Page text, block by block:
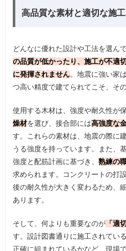
高品質な素材と適切な施工
どんなに優れた設計や工法を選ん
の品質が低かったり、施工が不適
に発揮されません。地震に強い家
つ高い精度で建てられてこそ、そ
使用する木材は、強度や耐久性が
燥材を選び、接合部には高強度な
す。これらの素材は、地震の際に
うる強度を持っています。また、
強度と配筋計画に基づき、熟練の
求められます。コンクリートの打
後の耐久性が大きく変わるため、
あります。
そして、何よりも重要なのが 「適
す。設計図書通りに施工されてい
正確に組まれているかなど、現場